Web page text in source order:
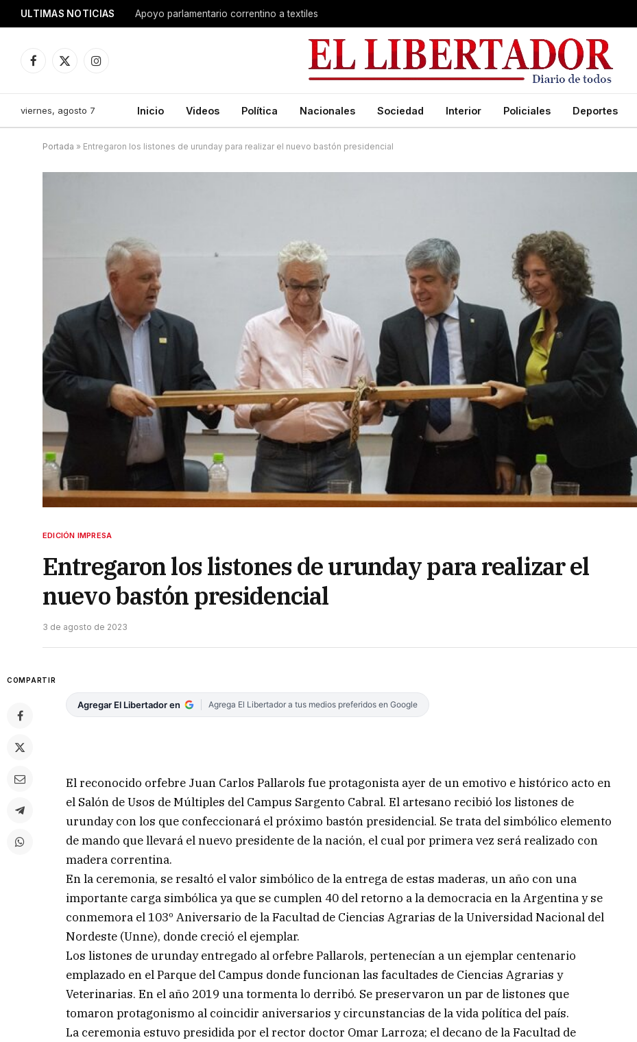
ULTIMAS NOTICIAS Apoyo parlamentario correntino a textiles
Facebook
X
Instagram
viernes, agosto 7 Inicio Videos Política Nacionales Sociedad Interior Policiales Deportes
Portada » Entregaron los listones de urunday para realizar el nuevo bastón presidencial
EDICIÓN IMPRESA
Entregaron los listones de urunday para realizar el
nuevo bastón presidencial
3 de agosto de 2023
COMPARTIR
Agregar El Libertador en Agrega El Libertador a tus medios preferidos en Google
El reconocido orfebre Juan Carlos Pallarols fue protagonista ayer de un emotivo e histórico acto en
el Salón de Usos de Múltiples del Campus Sargento Cabral. El artesano recibió los listones de
urunday con los que confeccionará el próximo bastón presidencial. Se trata del simbólico elemento
de mando que llevará el nuevo presidente de la nación, el cual por primera vez será realizado con
madera correntina.
En la ceremonia, se resaltó el valor simbólico de la entrega de estas maderas, un año con una
importante carga simbólica ya que se cumplen 40 del retorno a la democracia en la Argentina y se
conmemora el 103º Aniversario de la Facultad de Ciencias Agrarias de la Universidad Nacional del
Nordeste (Unne), donde creció el ejemplar.
Los listones de urunday entregado al orfebre Pallarols, pertenecían a un ejemplar centenario
emplazado en el Parque del Campus donde funcionan las facultades de Ciencias Agrarias y
Veterinarias. En el año 2019 una tormenta lo derribó. Se preservaron un par de listones que
tomaron protagonismo al coincidir aniversarios y circunstancias de la vida política del país.
La ceremonia estuvo presidida por el rector doctor Omar Larroza; el decano de la Facultad de